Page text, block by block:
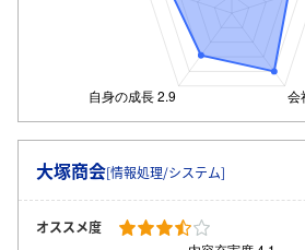
大塚商会[情報処理/システム]
オススメ度